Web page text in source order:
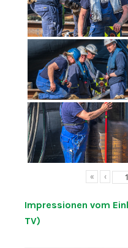
« ‹
Impressionen vom
TV)